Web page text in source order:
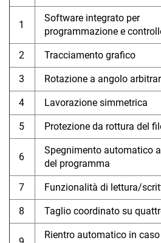
1
Software integrato per
programmazione e
2 Tracciamento grafico
3 Rotazione a angolo
4 Lavorazione simmetrica
5 Protezione da rottura del
6
Spegnimento automatico
del programma
7 Funzionalità di lettura/
8 Taglio coordinato su
Rientro automatico in